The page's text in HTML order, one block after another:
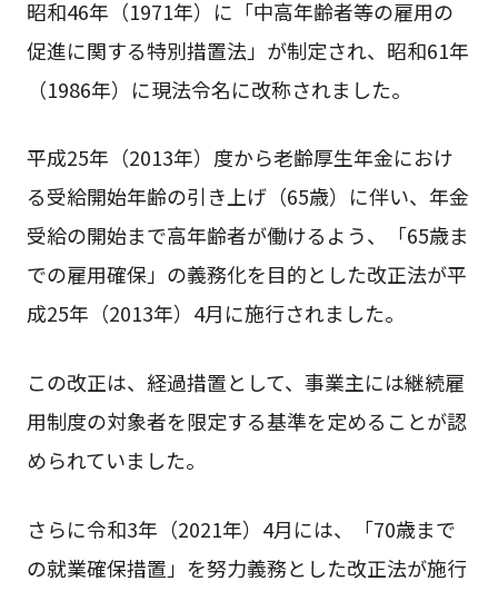
昭和46年（1971年）に「中高年齢者等の雇用の
促進に関する特別措置法」が制定され、昭和61年
（1986年）に現法令名に改称されました。
平成25年（2013年）度から老齢厚生年金におけ
る受給開始年齢の引き上げ（65歳）に伴い、年金
受給の開始まで高年齢者が働けるよう、「65歳ま
での雇用確保」の義務化を目的とした改正法が平
成25年（2013年）4月に施行されました。
この改正は、経過措置として、事業主には継続雇
用制度の対象者を限定する基準を定めることが認
められていました。
さらに令和3年（2021年）4月には、「70歳まで
の就業確保措置」を努力義務とした改正法が施行